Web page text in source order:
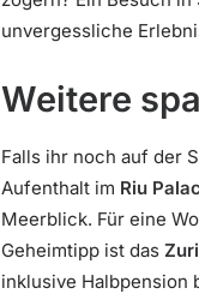
unvergessliche
Weitere
Falls ihr noch auf der
Aufenthalt im Riu
Meerblick. Für eine
Geheimtipp ist das
inklusive Halbpension